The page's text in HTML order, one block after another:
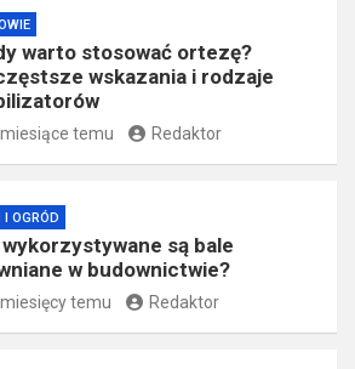
warto stosować ortezę?
wskazania i rodzaje
temu Redaktor
I OGRÓD
są bale
w budownictwie?
temu Redaktor